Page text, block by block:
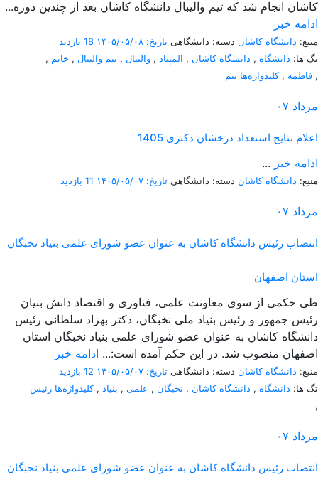
کاشان انجام شد که تیم والیبال دانشگاه کاشان بعد از چندین دوره...
ادامه خبر
منبع: دانشگاه کاشان دسته: دانشگاهی تاریخ: ۱۴۰۵/۰۵/۰۸
18 بازدید
تگ ها: دانشگاه , دانشگاه کاشان , المپیاد , والیبال , تیم والیبال , خانم ,
فاطمه ,کلیدواژه‌ها تیم ,
۰۷ مرداد
اعلام نتایج استعداد درخشان دکتری 1405
... ادامه خبر
منبع: دانشگاه کاشان دسته: دانشگاهی تاریخ: ۱۴۰۵/۰۵/۰۷ 11 بازدید
۰۷ مرداد
انتصاب رئیس دانشگاه کاشان به عنوان عضو شورای علمی بنیاد نخبگان
استان اصفهان
طی حکمی از سوی معاونت علمی، فناوری و اقتصاد دانش بنیان
رئیس جمهور و رئیس بنیاد ملی نخبگان، دکتر بهزاد سلطانی رئیس
دانشگاه کاشان به عنوان عضو شورای علمی بنیاد نخبگان استان
اصفهان منصوب شد. در این حکم آمده است:... ادامه خبر
منبع: دانشگاه کاشان دسته: دانشگاهی تاریخ: ۱۴۰۵/۰۵/۰۷
12 بازدید
تگ ها: دانشگاه , دانشگاه کاشان , نخبگان , علمی , بنیاد ,کلیدواژه‌ها رئیس
,
۰۷ مرداد
انتصاب رئیس دانشگاه کاشان به عنوان عضو شورای علمی بنیاد نخبگان